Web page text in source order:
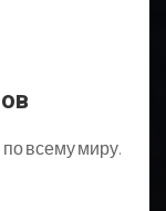
всему миру.